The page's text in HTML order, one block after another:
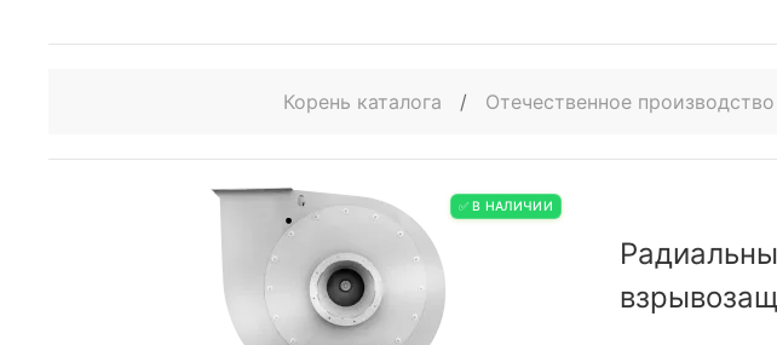
Корень каталога / Отечественное производство
✅ В НАЛИЧИИ